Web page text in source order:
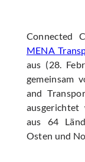
Connected
MENA
aus (28.
gemeinsam
and
ausgerichtet
aus 64
Osten und